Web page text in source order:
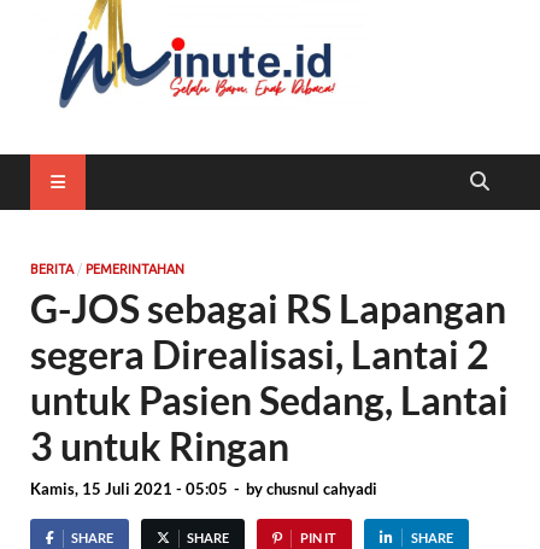
BERITA/ PEMERINTAHAN
G-JOS sebagai RS Lapangan
segera Direalisasi, Lantai 2
untuk Pasien Sedang, Lantai
3 untuk Ringan
Kamis, 15 Juli 2021 - 05:05 - bychusnul cahyadi
SHARE SHARE PIN IT SHARE